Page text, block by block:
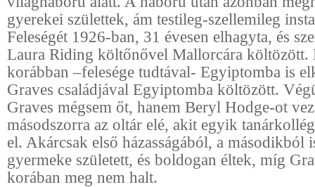
gyerekei születtek, ám testileg-szellemileg
Feleségét 1926-ban, 31 évesen elhagyta, és
Laura Riding költőnővel Mallorcára költözött.
korábban –felesége tudtával- Egyiptomba is
Graves családjával Egyiptomba költözött.
Graves mégsem őt, hanem Beryl Hodge-ot
másodszorra az oltár elé, akit egyik
el. Akárcsak első házasságából, a másodikból
gyermeke született, és boldogan éltek, míg
korában meg nem halt.